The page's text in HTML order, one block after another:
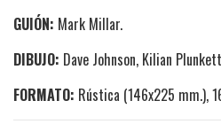
GUIÓN: Mark Millar.
DIBUJO: Dave Johnson, Kilian
FORMATO: Rústica (146x225 mm.),